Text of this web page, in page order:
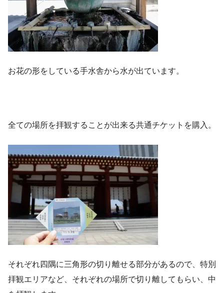
お花の形をしている手水舎から水が出ています。
全ての場所を拝観することが出来る共通チケットを購入。
それぞれ四隅に三角形の切り離せる部分があるので、特別
拝観エリアなど、それぞれの場所で切り離してもらい、中